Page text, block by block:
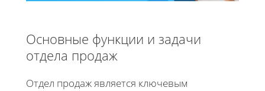
Основные функции и задачи
отдела продаж
Отдел продаж является ключевым